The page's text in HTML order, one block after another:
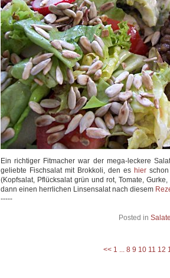
Ein richtiger Fitmacher war der mega-leckere
geliebte Fischsalat mit Brokkoli, den es hier
(Kopfsalat, Pflücksalat grün und rot, Tomate,
dann einen herrlichen Linsensalat nach diesem
-----
Posted in Salate
<< 1 ... 8 9 10 11 12